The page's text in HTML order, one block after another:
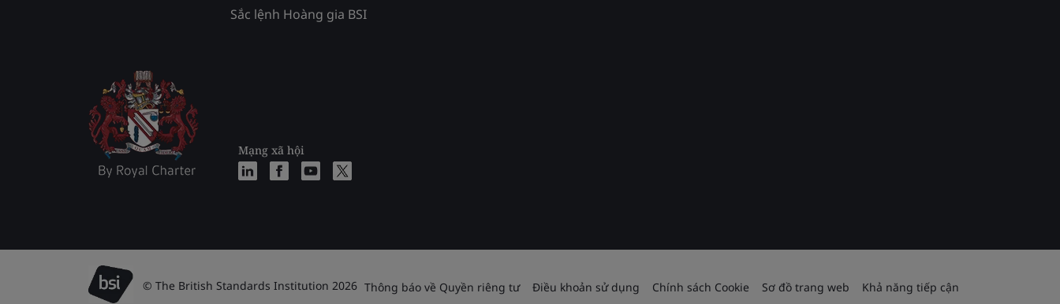
Sắc lệnh Hoàng gia BSI
Mạng xã hội
© The British Standards Institution 2026 Thông báo về Quyền riêng tư Điều khoản sử dụng Chính sách Cookie Sơ đồ trang web Khả năng tiếp cận